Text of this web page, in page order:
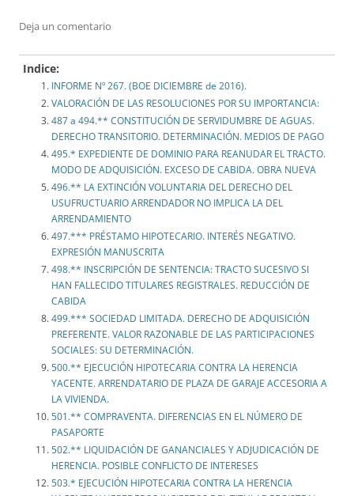
Deja un comentario
Indice:
INFORME Nº 267. (BOE DICIEMBRE de 2016).
VALORACIÓN DE LAS RESOLUCIONES POR SU IMPORTANCIA:
487 a 494.** CONSTITUCIÓN DE SERVIDUMBRE DE AGUAS.
DERECHO TRANSITORIO. DETERMINACIÓN. MEDIOS DE PAGO
495.* EXPEDIENTE DE DOMINIO PARA REANUDAR EL TRACTO.
MODO DE ADQUISICIÓN. EXCESO DE CABIDA. OBRA NUEVA
496.** LA EXTINCIÓN VOLUNTARIA DEL DERECHO DEL
USUFRUCTUARIO ARRENDADOR NO IMPLICA LA DEL
ARRENDAMIENTO
497.*** PRÉSTAMO HIPOTECARIO. INTERÉS NEGATIVO.
EXPRESIÓN MANUSCRITA
498.** INSCRIPCIÓN DE SENTENCIA: TRACTO SUCESIVO SI
HAN FALLECIDO TITULARES REGISTRALES. REDUCCIÓN DE
CABIDA
499.*** SOCIEDAD LIMITADA. DERECHO DE ADQUISICIÓN
PREFERENTE. VALOR RAZONABLE DE LAS PARTICIPACIONES
SOCIALES: SU DETERMINACIÓN.
500.** EJECUCIÓN HIPOTECARIA CONTRA LA HERENCIA
YACENTE. ARRENDATARIO DE PLAZA DE GARAJE ACCESORIA A
LA VIVIENDA.
501.** COMPRAVENTA. DIFERENCIAS EN EL NÚMERO DE
PASAPORTE
502.** LIQUIDACIÓN DE GANANCIALES Y ADJUDICACIÓN DE
HERENCIA. POSIBLE CONFLICTO DE INTERESES
503.* EJECUCIÓN HIPOTECARIA CONTRA LA HERENCIA